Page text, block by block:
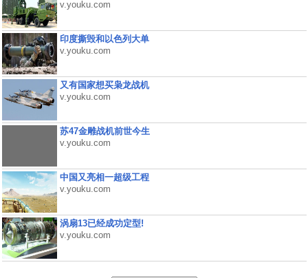
v.youku.com
印度撕毁和以色列大单
v.youku.com
又有国家想买枭龙战机
v.youku.com
苏47金雕战机前世今生
v.youku.com
中国又亮相一超级工程
v.youku.com
涡扇13已经成功定型!
v.youku.com